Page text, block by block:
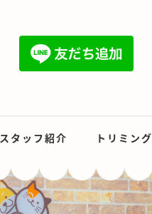
スタッフ紹介 トリミン